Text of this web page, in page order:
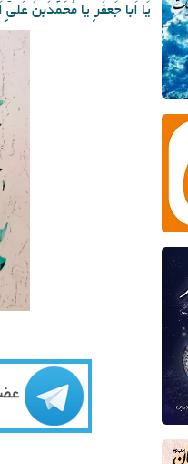
يَا اَبا جَعفَرٍ یا مُحَمَّدَبنَ